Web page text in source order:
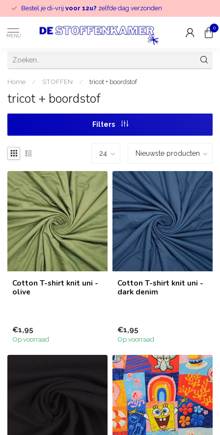
Bestel je di-vrij voor 12u? zelfde dag verzonden
MENU
0
Home / STOFFEN / tricot + boordstof
tricot + boordstof
Filters
Cotton T-shirt knit uni -
olive
€1,95
Op voorraad
Cotton T-shirt knit uni -
dark denim
€1,95
Op voorraad